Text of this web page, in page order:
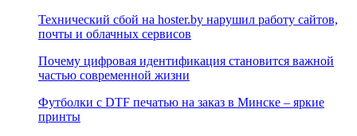
Технический сбой на hoster.by нарушил работу сайтов,
почты и облачных сервисов
Почему цифровая идентификация становится важной
частью современной жизни
Футболки с DTF печатью на заказ в Минске – яркие
принты